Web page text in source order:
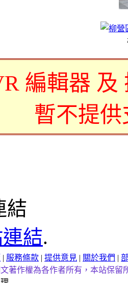
編輯器 及
暫不提
結
結.
| 服務條款 | 提供意見 | 關於我們 |
著作權為各作者所有，本站保留